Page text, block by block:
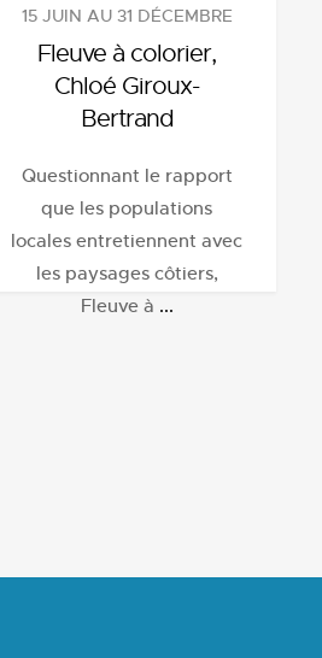
15 JUIN AU 31 DÉCEMBRE
Fleuve à colorier,
Chloé Giroux-
Bertrand
Questionnant le rapport
que les populations
locales entretiennent avec
les paysages côtiers,
Fleuve à ...